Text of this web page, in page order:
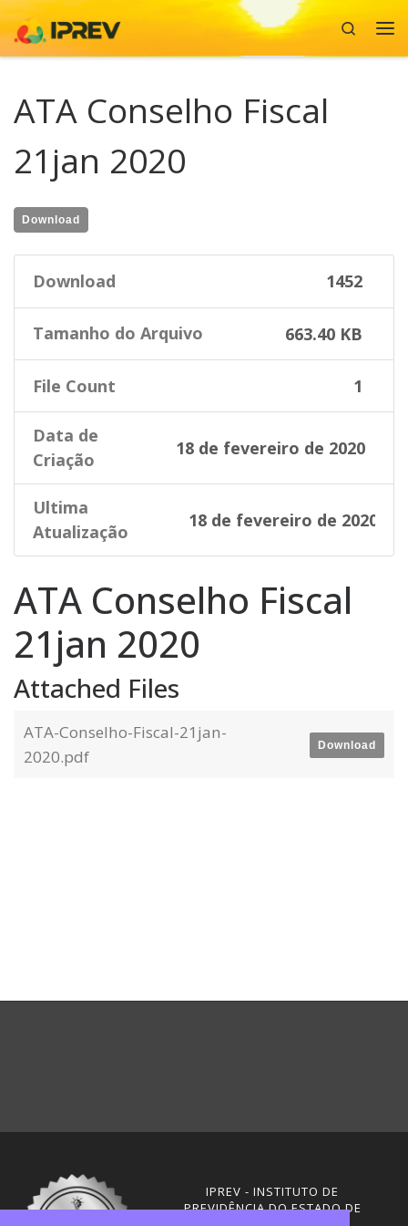
Skip to content
Search
ATA Conselho Fiscal
21jan 2020
Download
Download 1452
Tamanho do Arquivo 663.40 KB
File Count 1
Data de
Criação
18 de fevereiro de 2020
Ultima
Atualização
18 de fevereiro de 2020
ATA Conselho Fiscal
21jan 2020
Attached Files
ATA-Conselho-Fiscal-21jan-
2020.pdf
Download
IPREV - INSTITUTO DE
PREVIDÊNCIA DO ESTADO DE